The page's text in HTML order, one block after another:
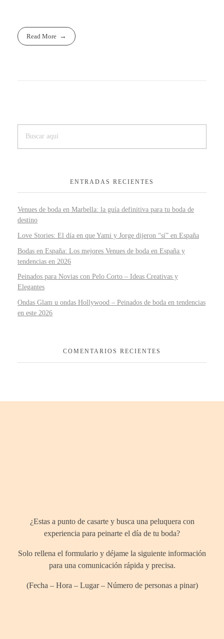
Read More
ENTRADAS RECIENTES
Venues de boda en Marbella: la guía definitiva para tu boda de
destino
Love Stories: El día en que Yami y Jorge dijeron “sí” en España
Bodas en España: Los mejores Venues de boda en España y
tendencias en 2026
Peinados para Novias con Pelo Corto – Ideas Creativas y
Elegantes
Ondas Glam u ondas Hollywood – Peinados de boda en tendencias
en este 2026
COMENTARIOS RECIENTES
¿Estas a punto de casarte y busca una peluquera con
experiencia para peinarte el día de tu boda?
Solo rellena el formulario y déjame la siguiente información
para una comunicación rápida y precisa.
(Fecha – Hora – Lugar – Número de personas a pinar)